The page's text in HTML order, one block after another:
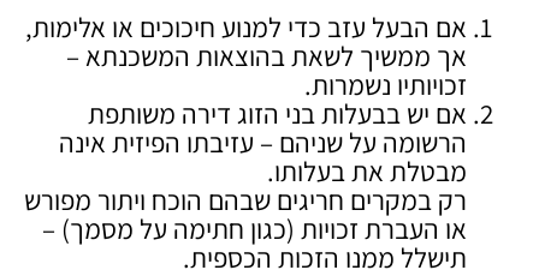
אם הבעל עזב כדי למנוע חיכוכים או אלימות,
אך ממשיך לשאת בהוצאות המשכנתא –
זכויותיו נשמרות.
אם יש בבעלות בני הזוג דירה משותפת
הרשומה על שניהם – עזיבתו הפיזית אינה
מבטלת את בעלותו.
רק במקרים חריגים שבהם הוכח ויתור מפורש
או העברת זכויות (כגון חתימה על מסמך) –
תישלל ממנו הזכות הכספית.